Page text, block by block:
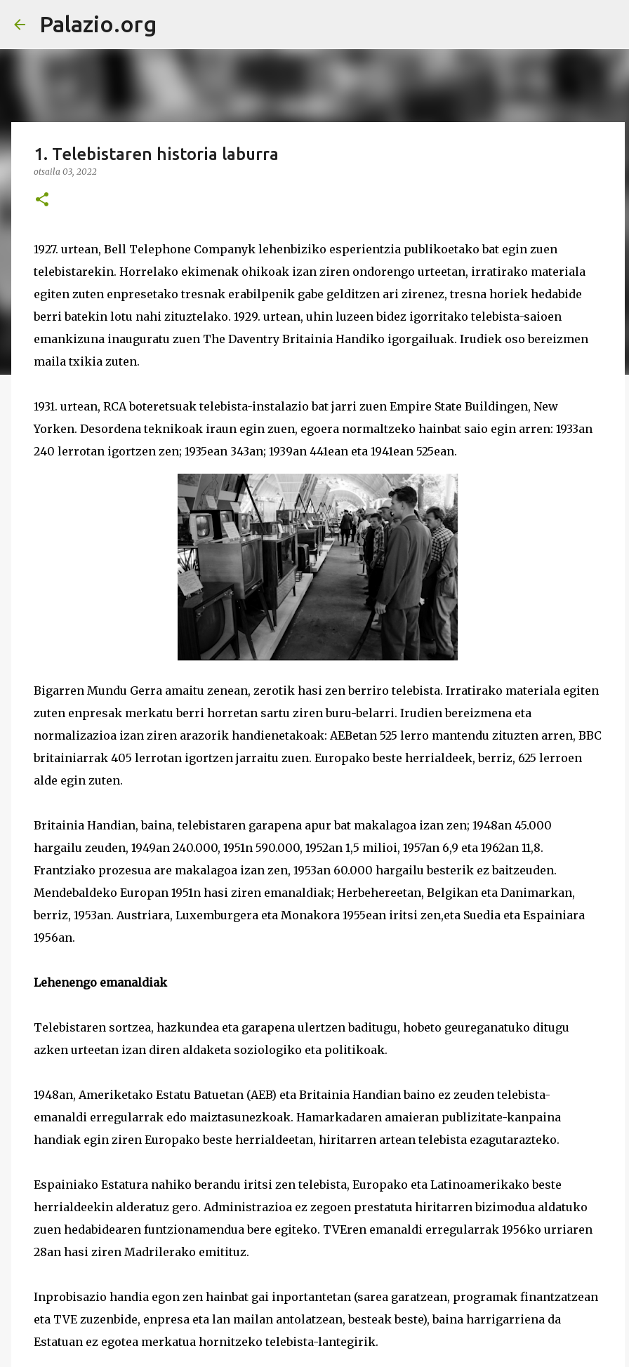
Palazio.org
1. Telebistaren historia laburra
otsaila 03, 2022
1927. urtean, Bell Telephone Companyk lehenbiziko esperientzia publikoetako bat egin zuen
telebistarekin. Horrelako ekimenak ohikoak izan ziren ondorengo urteetan, irratirako materiala
egiten zuten enpresetako tresnak erabilpenik gabe gelditzen ari zirenez, tresna horiek hedabide
berri batekin lotu nahi zituztelako. 1929. urtean, uhin luzeen bidez igorritako telebista-saioen
emankizuna inauguratu zuen The Daventry Britainia Handiko igorgailuak. Irudiek oso bereizmen
maila txikia zuten.
1931. urtean, RCA boteretsuak telebista-instalazio bat jarri zuen Empire State Buildingen, New
Yorken. Desordena teknikoak iraun egin zuen, egoera normaltzeko hainbat saio egin arren: 1933an
240 lerrotan igortzen zen; 1935ean 343an; 1939an 441ean eta 1941ean 525ean.
Bigarren Mundu Gerra amaitu zenean, zerotik hasi zen berriro telebista. Irratirako materiala egiten
zuten enpresak merkatu berri horretan sartu ziren buru-belarri. Irudien bereizmena eta
normalizazioa izan ziren arazorik handienetakoak: AEBetan 525 lerro mantendu zituzten arren, BBC
britainiarrak 405 lerrotan igortzen jarraitu zuen. Europako beste herrialdeek, berriz, 625 lerroen
alde egin zuten.
Britainia Handian, baina, telebistaren garapena apur bat makalagoa izan zen; 1948an 45.000
hargailu zeuden, 1949an 240.000, 1951n 590.000, 1952an 1,5 milioi, 1957an 6,9 eta 1962an 11,8.
Frantziako prozesua are makalagoa izan zen, 1953an 60.000 hargailu besterik ez baitzeuden.
Mendebaldeko Europan 1951n hasi ziren emanaldiak; Herbehereetan, Belgikan eta Danimarkan,
berriz, 1953an. Austriara, Luxemburgera eta Monakora 1955ean iritsi zen,eta Suedia eta Espainiara
1956an.
Lehenengo emanaldiak
Telebistaren sortzea, hazkundea eta garapena ulertzen baditugu, hobeto geureganatuko ditugu
azken urteetan izan diren aldaketa soziologiko eta politikoak.
1948an, Ameriketako Estatu Batuetan (AEB) eta Britainia Handian baino ez zeuden telebista-
emanaldi erregularrak edo maiztasunezkoak. Hamarkadaren amaieran publizitate-kanpaina
handiak egin ziren Europako beste herrialdeetan, hiritarren artean telebista ezagutarazteko.
Espainiako Estatura nahiko berandu iritsi zen telebista, Europako eta Latinoamerikako beste
herrialdeekin alderatuz gero. Administrazioa ez zegoen prestatuta hiritarren bizimodua aldatuko
zuen hedabidearen funtzionamendua bere egiteko. TVEren emanaldi erregularrak 1956ko urriaren
28an hasi ziren Madrilerako emitituz.
Inprobisazio handia egon zen hainbat gai inportantetan (sarea garatzean, programak finantzatzean
eta TVE zuzenbide, enpresa eta lan mailan antolatzean, besteak beste), baina harrigarriena da
Estatuan ez egotea merkatua hornitzeko telebista-lantegirik.